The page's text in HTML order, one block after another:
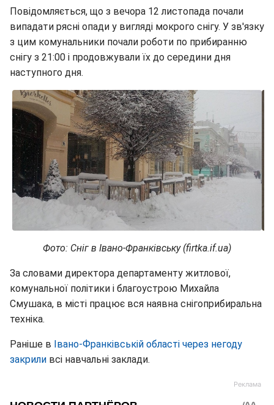
Повідомляється, що з вечора 12 листопада почали
випадати рясні опади у вигляді мокрого снігу. У зв'язку
з цим комунальники почали роботи по прибиранню
снігу з 21:00 і продовжували їх до середини дня
наступного дня.
Фото: Сніг в Івано-Франківську (firtka.if.ua)
За словами директора департаменту житлової,
комунальної політики і благоустрою Михайла
Смушака, в місті працює вся наявна снігоприбиральна
техніка.
Раніше в Івано-Франківській області через негоду
закрили всі навчальні заклади.